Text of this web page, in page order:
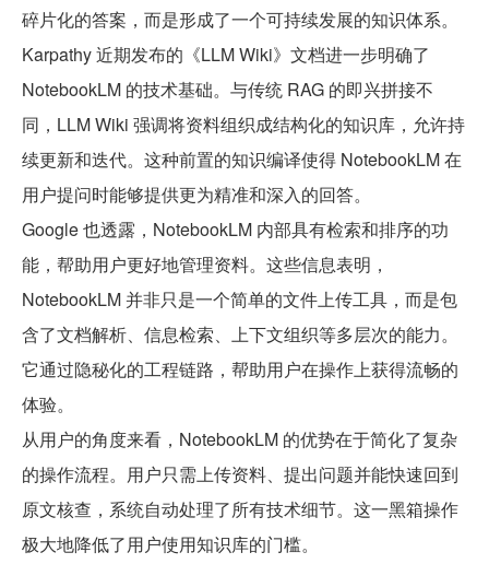
碎片化的答案，而是形成了一个可持续发展的知识体系。
Karpathy 近期发布的《LLM Wiki》文档进一步明确了
NotebookLM 的技术基础。与传统 RAG 的即兴拼接不
同，LLM Wiki 强调将资料组织成结构化的知识库，允许持
续更新和迭代。这种前置的知识编译使得 NotebookLM 在
用户提问时能够提供更为精准和深入的回答。
Google 也透露，NotebookLM 内部具有检索和排序的功
能，帮助用户更好地管理资料。这些信息表明，
NotebookLM 并非只是一个简单的文件上传工具，而是包
含了文档解析、信息检索、上下文组织等多层次的能力。
它通过隐秘化的工程链路，帮助用户在操作上获得流畅的
体验。
从用户的角度来看，NotebookLM 的优势在于简化了复杂
的操作流程。用户只需上传资料、提出问题并能快速回到
原文核查，系统自动处理了所有技术细节。这一黑箱操作
极大地降低了用户使用知识库的门槛。